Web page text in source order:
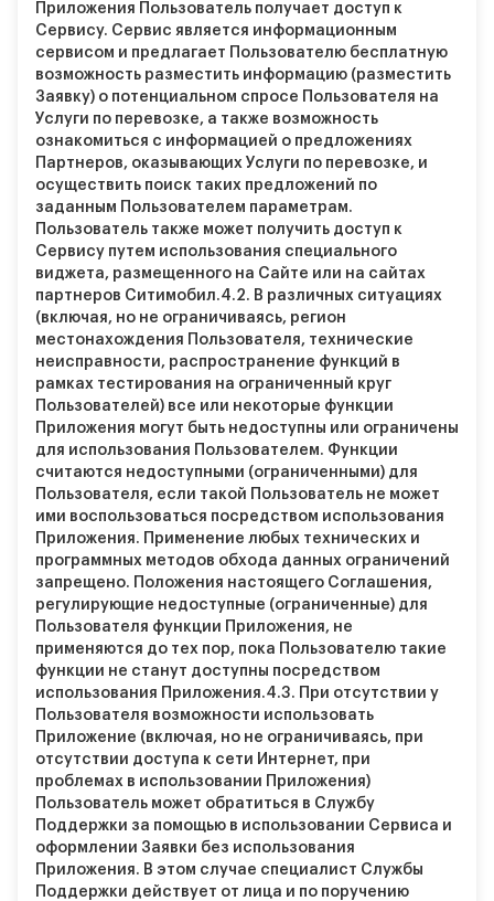
Приложения Пользователь получает доступ к
Сервису. Сервис является информационным
сервисом и предлагает Пользователю бесплатную
возможность разместить информацию (разместить
Заявку) о потенциальном спросе Пользователя на
Услуги по перевозке, а также возможность
ознакомиться с информацией о предложениях
Партнеров, оказывающих Услуги по перевозке, и
осуществить поиск таких предложений по
заданным Пользователем параметрам.
Пользователь также может получить доступ к
Сервису путем использования специального
виджета, размещенного на Сайте или на сайтах
партнеров Ситимобил.4.2. В различных ситуациях
(включая, но не ограничиваясь, регион
местонахождения Пользователя, технические
неисправности, распространение функций в
рамках тестирования на ограниченный круг
Пользователей) все или некоторые функции
Приложения могут быть недоступны или ограничены
для использования Пользователем. Функции
считаются недоступными (ограниченными) для
Пользователя, если такой Пользователь не может
ими воспользоваться посредством использования
Приложения. Применение любых технических и
программных методов обхода данных ограничений
запрещено. Положения настоящего Соглашения,
регулирующие недоступные (ограниченные) для
Пользователя функции Приложения, не
применяются до тех пор, пока Пользователю такие
функции не станут доступны посредством
использования Приложения.4.3. При отсутствии у
Пользователя возможности использовать
Приложение (включая, но не ограничиваясь, при
отсутствии доступа к сети Интернет, при
проблемах в использовании Приложения)
Пользователь может обратиться в Службу
Поддержки за помощью в использовании Сервиса и
оформлении Заявки без использования
Приложения. В этом случае специалист Службы
Поддержки действует от лица и по поручению